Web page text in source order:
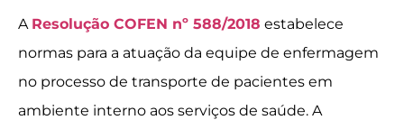
A Resolução COFEN nº 588/2018 estabelece
normas para a atuação da equipe de enfermagem
no processo de transporte de pacientes em
ambiente interno aos serviços de saúde. A